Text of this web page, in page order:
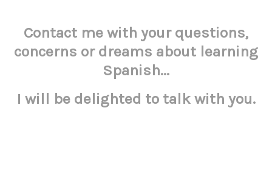
Contact me with your questions,
concerns or dreams about learning
Spanish...
I will be delighted to talk with you.